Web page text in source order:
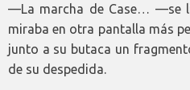
—La marcha de Case… —se
miraba en otra pantalla más
junto a su butaca un
de su despedida.